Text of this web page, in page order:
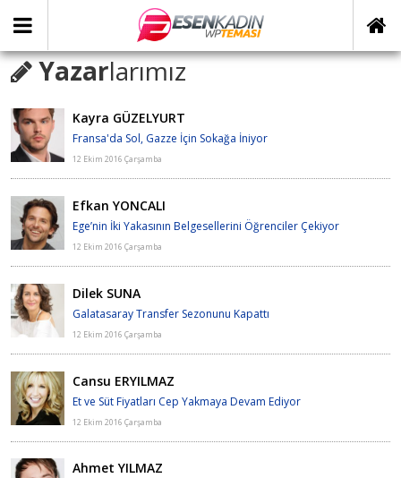
Yazarlarımız
Kayra GÜZELYURT
Fransa'da Sol, Gazze İçin Sokağa İniyor
12 Ekim 2016 Çarşamba
Efkan YONCALI
Ege’nin İki Yakasının Belgesellerini Öğrenciler Çekiyor
12 Ekim 2016 Çarşamba
Dilek SUNA
Galatasaray Transfer Sezonunu Kapattı
12 Ekim 2016 Çarşamba
Cansu ERYILMAZ
Et ve Süt Fiyatları Cep Yakmaya Devam Ediyor
12 Ekim 2016 Çarşamba
Ahmet YILMAZ